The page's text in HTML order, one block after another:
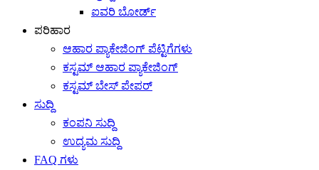
ಐವರಿ ಬೋರ್ಡ್
ಪರಿಹಾರ
ಆಹಾರ ಪ್ಯಾಕೇಜಿಂಗ್ ಪೆಟ್ಟಿಗೆಗಳು
ಕಸ್ಟಮ್ ಆಹಾರ ಪ್ಯಾಕೇಜಿಂಗ್
ಕಸ್ಟಮ್ ಬೇಸ್ ಪೇಪರ್
ಸುದ್ದಿ
ಕಂಪನಿ ಸುದ್ದಿ
ಉದ್ಯಮ ಸುದ್ದಿ
FAQ ಗಳು